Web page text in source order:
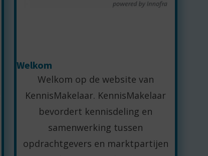
Welkom
Welkom op de website van
KennisMakelaar. KennisMakelaar
bevordert kennisdeling en
samenwerking tussen
opdrachtgevers en marktpartijen